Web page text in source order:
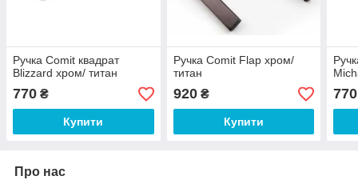
Ручка Comit квадрат
Blizzard хром/ титан
770 ₴
Купити
Ручка Comit Flap хром/
титан
920₴
Купити
770
Про нас